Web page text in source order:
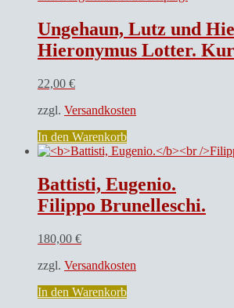
Hieronymus Lotter. Kurfürstlich-sächsischer Baumeister
22,00 €
zzgl. Versandkosten
In den Warenkorb
Battisti, Eugenio.
Filippo Brunelleschi.
180,00 €
zzgl. Versandkosten
In den Warenkorb